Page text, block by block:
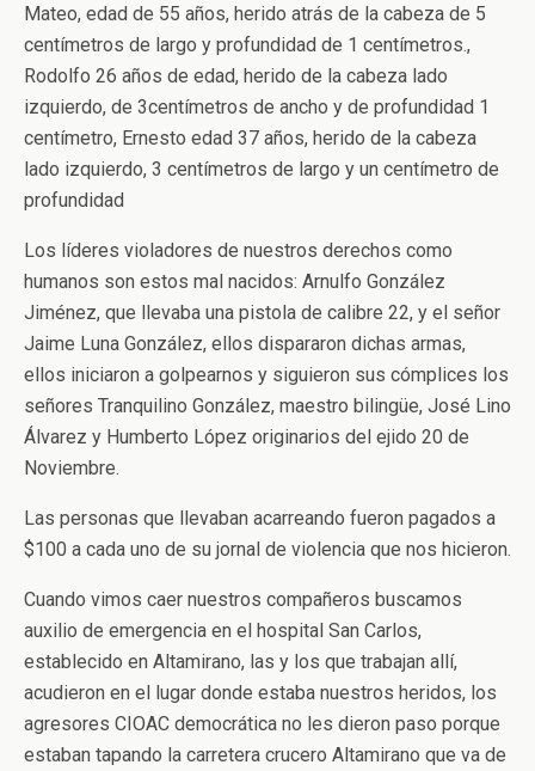
Mateo, edad de 55 años, herido atrás de la cabeza de 5
centímetros de largo y profundidad de 1 centímetros.,
Rodolfo 26 años de edad, herido de la cabeza lado
izquierdo, de 3centímetros de ancho y de profundidad 1
centímetro, Ernesto edad 37 años, herido de la cabeza
lado izquierdo, 3 centímetros de largo y un centímetro de
profundidad
Los líderes violadores de nuestros derechos como
humanos son estos mal nacidos: Arnulfo González
Jiménez, que llevaba una pistola de calibre 22, y el señor
Jaime Luna González, ellos dispararon dichas armas,
ellos iniciaron a golpearnos y siguieron sus cómplices los
señores Tranquilino González, maestro bilingüe, José Lino
Álvarez y Humberto López originarios del ejido 20 de
Noviembre.
Las personas que llevaban acarreando fueron pagados a
$100 a cada uno de su jornal de violencia que nos hicieron.
Cuando vimos caer nuestros compañeros buscamos
auxilio de emergencia en el hospital San Carlos,
establecido en Altamirano, las y los que trabajan allí,
acudieron en el lugar donde estaba nuestros heridos, los
agresores CIOAC democrática no les dieron paso porque
estaban tapando la carretera crucero Altamirano que va de